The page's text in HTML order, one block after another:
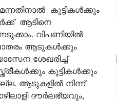
കുട്ടികള്‍ക്കും
ആടിനെ
വിപണിയില്‍
ആടുകള്‍ക്കും
ശേഖരിച്ച്
കുട്ടികള്‍ക്കും
ആടുകളില്‍ നിന്ന്
ദൗര്‍ലഭ്യവും,